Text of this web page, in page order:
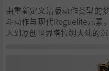
由重新定义清版动作类型的
斗动作与现代Roguelite元素
入到原创世界塔拉姆大陆的沉